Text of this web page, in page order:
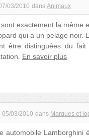
03/2010 dans Animaux
exactement la même
qui a un pelage noir.
être distinguées du
En savoir plus
05/03/2010 dans Marques et
automobile Lamborghini